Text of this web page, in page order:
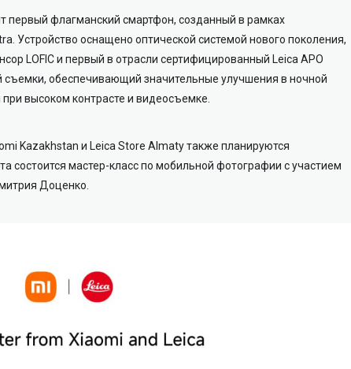
первый флагманский смартфон, созданный в рамках
Устройство оснащено оптической системой нового поколения,
LOFIC и первый в отрасли сертифицированный Leica APO
съемки, обеспечивающий значительные улучшения в ночной
высоком контрасте и видеосъемке.
Kazakhstan и Leica Store Almaty также планируются
состоится мастер-класс по мобильной фотографии с участием
Доценко.